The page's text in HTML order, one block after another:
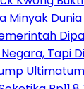
Minyak
Tapi